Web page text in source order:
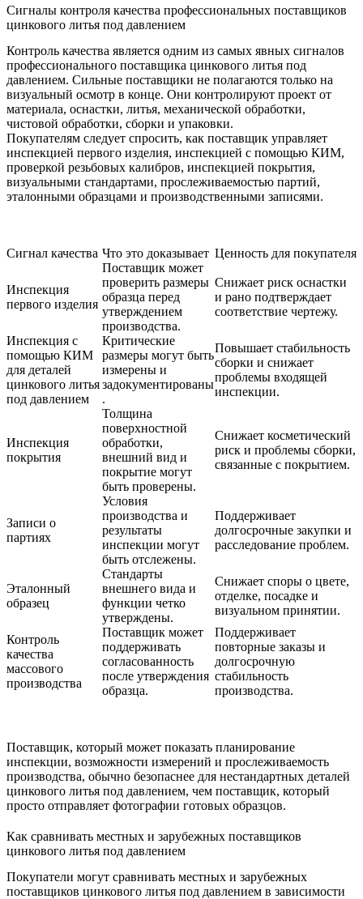
Сигналы контроля качества профессиональных поставщиков
цинкового литья под давлением
Контроль качества является одним из самых явных сигналов
профессионального поставщика цинкового литья под
давлением. Сильные поставщики не полагаются только на
визуальный осмотр в конце. Они контролируют проект от
материала, оснастки, литья, механической обработки,
чистовой обработки, сборки и упаковки.
Покупателям следует спросить, как поставщик управляет
инспекцией первого изделия, инспекцией с помощью КИМ,
проверкой резьбовых калибров, инспекцией покрытия,
визуальными стандартами, прослеживаемостью партий,
эталонными образцами и производственными записями.
Сигнал качества Что это доказывает Ценность для покупателя
Инспекция
первого изделия
Поставщик может
проверить размеры
образца перед
утверждением
производства.
Снижает риск оснастки
и рано подтверждает
соответствие чертежу.
Инспекция с
помощью КИМ
для деталей
цинкового литья
под давлением
Критические
размеры могут быть
измерены и
задокументированы
.
Повышает стабильность
сборки и снижает
проблемы входящей
инспекции.
Инспекция
покрытия
Толщина
поверхностной
обработки,
внешний вид и
покрытие могут
быть проверены.
Снижает косметический
риск и проблемы сборки,
связанные с покрытием.
Записи о
партиях
Условия
производства и
результаты
инспекции могут
быть отслежены.
Поддерживает
долгосрочные закупки и
расследование проблем.
Эталонный
образец
Стандарты
внешнего вида и
функции четко
утверждены.
Снижает споры о цвете,
отделке, посадке и
визуальном принятии.
Контроль
качества
массового
производства
Поставщик может
поддерживать
согласованность
после утверждения
образца.
Поддерживает
повторные заказы и
долгосрочную
стабильность
производства.
Поставщик, который может показать планирование
инспекции, возможности измерений и прослеживаемость
производства, обычно безопаснее для нестандартных деталей
цинкового литья под давлением, чем поставщик, который
просто отправляет фотографии готовых образцов.
Как сравнивать местных и зарубежных поставщиков
цинкового литья под давлением
Покупатели могут сравнивать местных и зарубежных
поставщиков цинкового литья под давлением в зависимости